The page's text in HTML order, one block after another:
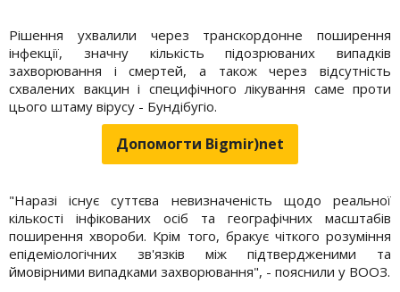
Рішення ухвалили через транскордонне поширення
інфекції, значну кількість підозрюваних випадків
захворювання і смертей, а також через відсутність
схвалених вакцин і специфічного лікування саме проти
цього штаму вірусу - Бундібугіо.
Допомогти Bigmir)net
"Наразі існує суттєва невизначеність щодо реальної
кількості інфікованих осіб та географічних масштабів
поширення хвороби. Крім того, бракує чіткого розуміння
епідеміологічних зв'язків між підтвердженими та
ймовірними випадками захворювання", - пояснили у ВООЗ.